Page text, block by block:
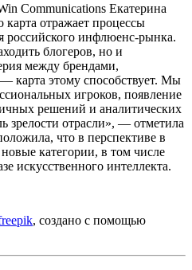
Communications Екатерина
карта отражает процессы
российского инфлюенс-рынка.
блогеров, но и
между брендами,
карта этому способствует. Мы
игроков, появление
решений и аналитических
зрелости отрасли», — отметила
что в перспективе в
категории, в том числе
искусственного интеллекта.
, создано с помощью